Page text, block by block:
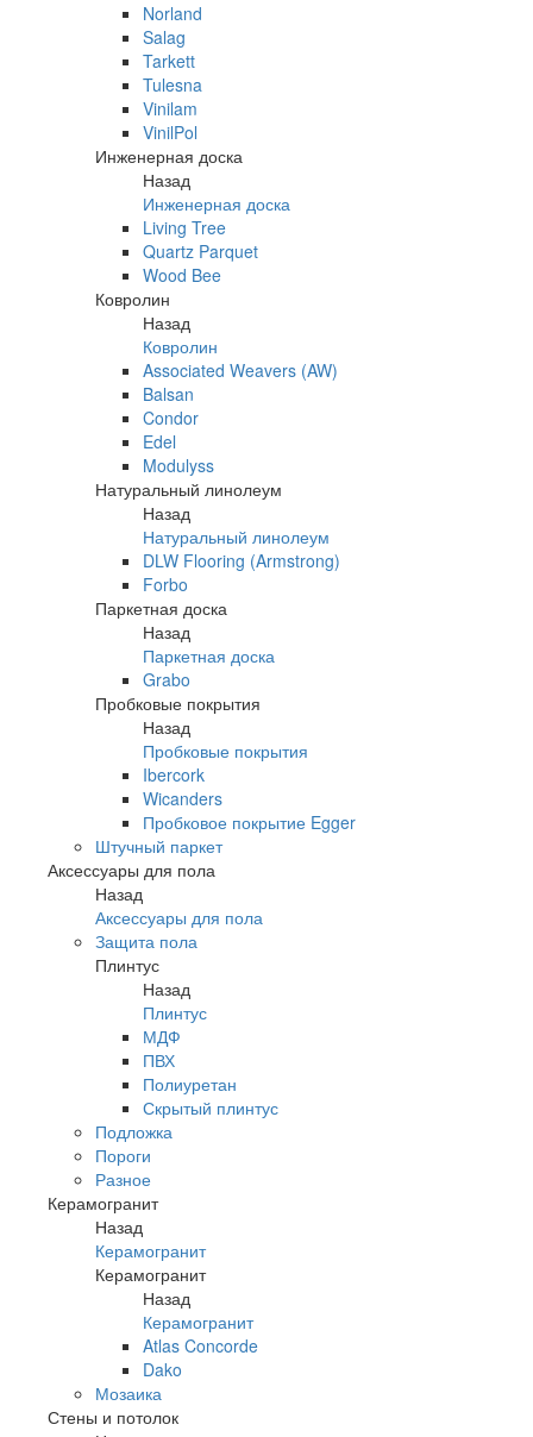
Norland
Salag
Tarkett
Tulesna
Vinilam
VinilPol
Инженерная доска
Назад
Инженерная доска
Living Tree
Quartz Parquet
Wood Bee
Ковролин
Назад
Ковролин
Associated Weavers (AW)
Balsan
Condor
Edel
Modulyss
Натуральный линолеум
Назад
Натуральный линолеум
DLW Flooring (Armstrong)
Forbo
Паркетная доска
Назад
Паркетная доска
Grabo
Пробковые покрытия
Назад
Пробковые покрытия
Ibercork
Wicanders
Пробковое покрытие Egger
Штучный паркет
Аксессуары для пола
Назад
Аксессуары для пола
Защита пола
Плинтус
Назад
Плинтус
МДФ
ПВХ
Полиуретан
Скрытый плинтус
Подложка
Пороги
Разное
Керамогранит
Назад
Керамогранит
Керамогранит
Назад
Керамогранит
Atlas Concorde
Dako
Мозаика
Стены и потолок